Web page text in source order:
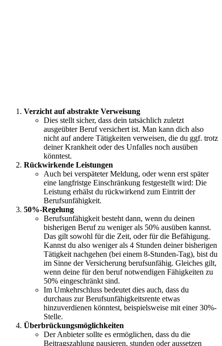
Verzicht auf abstrakte Verweisung
Dies stellt sicher, dass dein tatsächlich zuletzt
ausgeübter Beruf versichert ist. Man kann dich also
nicht auf andere Tätigkeiten verweisen, die du ggf. trotz
deiner Krankheit oder des Unfalles noch ausüben
könntest.
Rückwirkende Leistungen
Auch bei verspäteter Meldung, oder wenn erst später
eine langfristge Einschränkung festgestellt wird: Die
Leistung erhälst du rückwirkend zum Eintritt der
Berufsunfähigkeit.
50%-Regelung
Berufsunfähigkeit besteht dann, wenn du deinen
bisherigen Beruf zu weniger als 50% ausüben kannst.
Das gilt sowohl für die Zeit, oder für die Befähigung.
Kannst du also weniger als 4 Stunden deiner bisherigen
Tätigkeit nachgehen (bei einem 8-Stunden-Tag), bist du
im Sinne der Versicherung berufsunfähig. Gleiches gilt,
wenn deine für den beruf notwendigen Fähigkeiten zu
50% eingeschränkt sind.
Im Umkehrschluss bedeutet dies auch, dass du
durchaus zur Berufsunfähigkeitsrente etwas
hinzuverdienen könntest, beispielsweise mit einer 30%-
Stelle.
Überbrückungsmöglichkeiten
Der Anbieter sollte es ermöglichen, dass du die
Beitragszahlung pausieren, stunden oder aussetzen